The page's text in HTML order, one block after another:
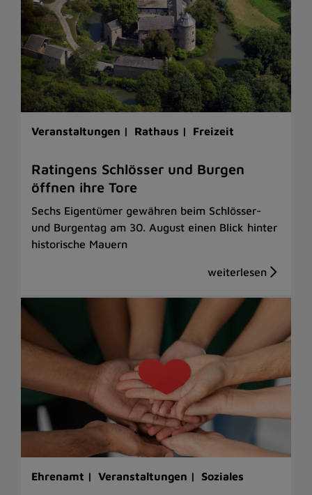
Veranstaltungen | Rathaus | Freizeit
Ratingens Schlösser und Burgen
öffnen ihre Tore
Sechs Eigentümer gewähren beim Schlösser-
und Burgentag am 30. August einen Blick hinter
historische Mauern
Ehrenamt | Veranstaltungen | Soziales